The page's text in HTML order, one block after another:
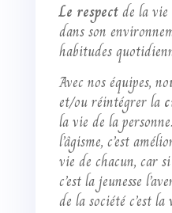
Le respectde la vie
dans son
habitudes
Avec nos équipes,
et/ou réintégrer la
la vie de la
l’âgisme, c’est
vie de chacun, car
c’est la jeunesse
de la société c’est la